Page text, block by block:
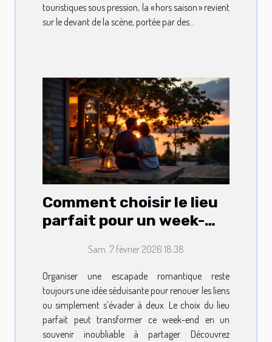
touristiques sous pression, la « hors saison » revient
sur le devant de la scène, portée par des...
Comment choisir le lieu
parfait pour un week-
Sam. 7 février 2026 18:38
Organiser une escapade romantique reste
toujours une idée séduisante pour renouer les liens
ou simplement s’évader à deux. Le choix du lieu
parfait peut transformer ce week-end en un
souvenir inoubliable à partager. Découvrez